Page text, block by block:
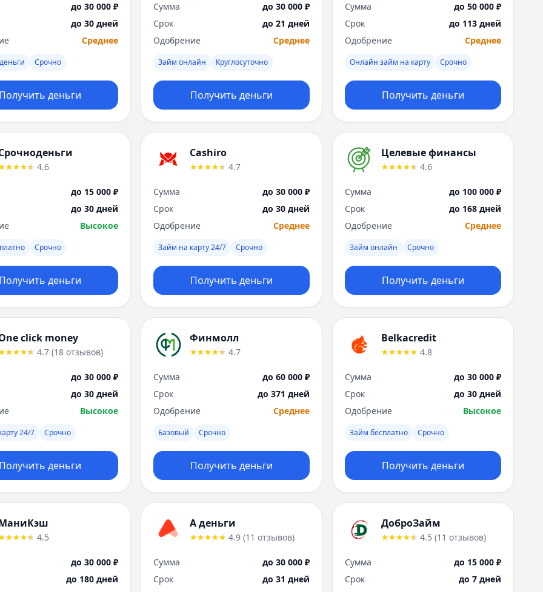
Чебоксары
Челябинск
Ярославль
Вся Россия
до 30 000 ₽
до 30 дней
Среднее
Срочно
деньги
Сумма
до 30 000 ₽
Срок
до 21 дней
Одобрение
Среднее
Займ онлайн Круглосуточно
Получить деньги
Сумма
до 50 000 ₽
Срок
до 113 дней
Одобрение
Среднее
Онлайн займ на карту Срочно
Получить деньги
4.6
до 15 000 ₽
до 30 дней
Высокое
Срочно
деньги
Cashiro
4.7
Сумма
до 30 000 ₽
Срок
до 30 дней
Одобрение
Среднее
Займ на карту 24/7 Срочно
Получить деньги
Целевые финансы
4.6
Сумма
до 100 000 ₽
Срок
до 168 дней
Одобрение
Среднее
Займ онлайн Срочно
Получить деньги
click money
4.7 (18 отзывов)
до 30 000 ₽
до 30 дней
Высокое
24/7 Срочно
деньги
Финмолл
4.7
Сумма
до 60 000 ₽
Срок
до 371 дней
Одобрение
Среднее
Базовый Срочно
Получить деньги
Belkacredit
4.8
Сумма
до 30 000 ₽
Срок
до 30 дней
Одобрение
Высокое
Займ бесплатно Срочно
Получить деньги
4.5
до 30 000 ₽
до 180 дней
А деньги
4.9 (11 отзывов)
Сумма
до 30 000 ₽
Срок
до 31 дней
ДоброЗайм
4.5 (11 отзывов)
Сумма
до 15 000 ₽
Срок
до 7 дней